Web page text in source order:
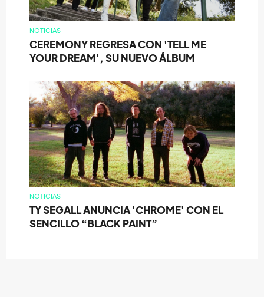
NOTICIAS
CEREMONY REGRESA CON 'TELL ME
YOUR DREAM', SU NUEVO ÁLBUM
NOTICIAS
TY SEGALL ANUNCIA 'CHROME' CON EL
SENCILLO “BLACK PAINT”